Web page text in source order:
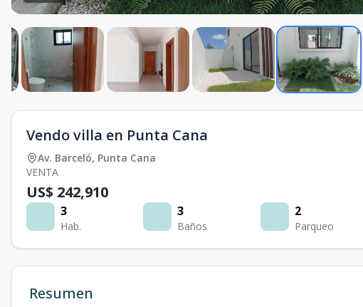
Vendo villa en Punta Cana
Av. Barceló, Punta Cana
VENTA
US$ 242,910
3
Hab.
3
Baños
2
Parqueo
Resumen